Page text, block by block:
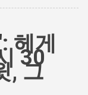
제작하고 주연을
면에는 '연기'라
벽주의를 향한
다. Photo by
폭풍의 언덕, 그
몇 주 동안 영화
헤게
30
, 그